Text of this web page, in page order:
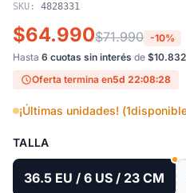
SKU: 4828331
$64.990$71.990 -10%
Hasta 6 cuotas sin interés de $10.832
Oferta termina en5d 22:08:27
¡Últimas unidades! (1
TALLA
36.5 EU / 6 US / 23 CM